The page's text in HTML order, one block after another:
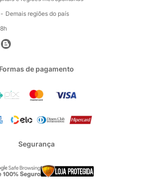
Demais regiões do país
Formas de pagamento
Segurança